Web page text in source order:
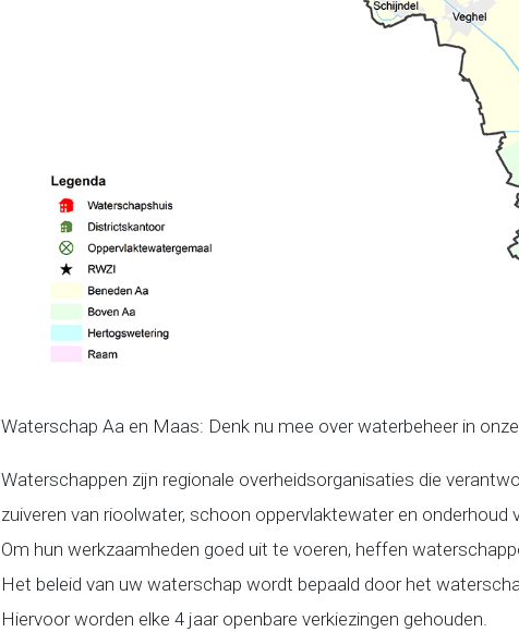
Waterschap Aa en Maas: Denk nu mee over waterbeheer in
Waterschappen zijn regionale overheidsorganisaties die
zuiveren van rioolwater, schoon oppervlaktewater en onderhoud
Om hun werkzaamheden goed uit te voeren, heffen
Het beleid van uw waterschap wordt bepaald door het
Hiervoor worden elke 4 jaar openbare verkiezingen gehouden.